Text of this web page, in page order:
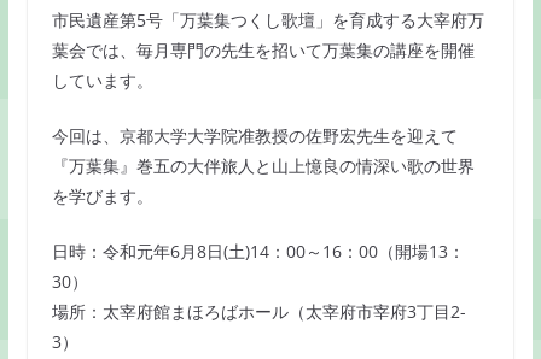
c
e
o
o
k
e itt
er
ai
市民遺産第5号「万葉集つくし歌壇」を育成する大宰府万
葉会では、毎月専門の先生を招いて万葉集の講座を開催
しています。
今回は、京都大学大学院准教授の佐野宏先生を迎えて
『万葉集』巻五の大伴旅人と山上憶良の情深い歌の世界
を学びます。
日時：令和元年6月8日(土)14：00～16：00（開場13：
30）
場所：太宰府館まほろばホール（太宰府市宰府3丁目2-
3）